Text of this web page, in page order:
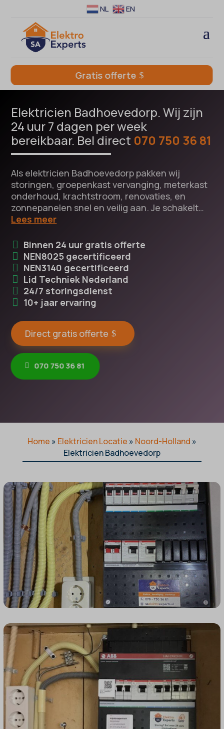
NL EN
Gratis offerte
Elektricien Badhoevedorp. Wij zijn
24 uur 7 dagen per week
bereikbaar. Bel direct 070 750 36 81
Als elektricien Badhoevedorp pakken wij
storingen, groepenkast vervanging, meterkast
onderhoud, krachtstroom, renovaties, en
zonnepanelen snel en veilig aan. Je schakelt…
Lees meer
Binnen 24 uur gratis offerte
NEN8025 gecertificeerd
NEN3140 gecertificeerd
Lid Techniek Nederland
24/7 storingsdienst
10+ jaar ervaring
Direct gratis offerte
070 750 36 81
Home » Elektricien Locatie » Noord-Holland »
Elektricien Badhoevedorp